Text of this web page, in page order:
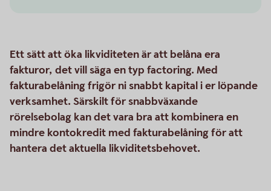
Ett sätt att öka likviditeten är att belåna era
fakturor, det vill säga en typ factoring. Med
fakturabelåning frigör ni snabbt kapital i er löpande
verksamhet. Särskilt för snabbväxande
rörelsebolag kan det vara bra att kombinera en
mindre kontokredit med fakturabelåning för att
hantera det aktuella likviditetsbehovet.